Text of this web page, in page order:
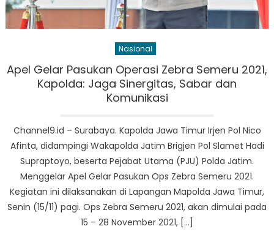
Nasional
Apel Gelar Pasukan Operasi Zebra Semeru 2021,
Kapolda: Jaga Sinergitas, Sabar dan
Komunikasi
Channel9.id – Surabaya. Kapolda Jawa Timur Irjen Pol Nico
Afinta, didampingi Wakapolda Jatim Brigjen Pol Slamet Hadi
Supraptoyo, beserta Pejabat Utama (PJU) Polda Jatim.
Menggelar Apel Gelar Pasukan Ops Zebra Semeru 2021.
Kegiatan ini dilaksanakan di Lapangan Mapolda Jawa Timur,
Senin (15/11) pagi. Ops Zebra Semeru 2021, akan dimulai pada
15 – 28 November 2021, […]